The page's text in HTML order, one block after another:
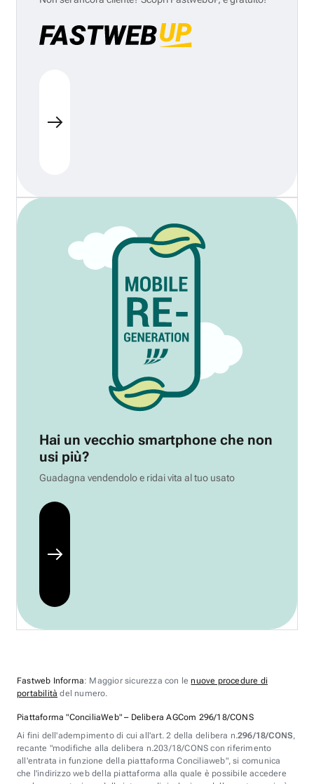
Hai un vecchio smartphone che non
usi più?
Guadagna vendendolo e ridai vita al tuo usato
Fastweb Informa: Maggior sicurezza con lenuove procedure di
portabilità del numero.
Piattaforma "ConciliaWeb" – Delibera AGCom 296/18/CONS
Ai fini dell'adempimento di cui all'art. 2 della delibera n.296/18/CONS,
recante "modifiche alla delibera n.203/18/CONS con riferimento
all'entrata in funzione della piattaforma Conciliaweb", si comunica
che l'indirizzo web della piattaforma alla quale è possibile accedere